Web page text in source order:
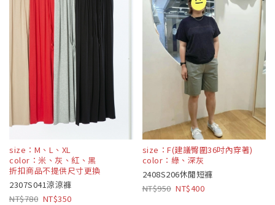
size：M、L、XL
color：米、灰、紅、黑
折扣商品不提供尺寸更換
2307S041涼涼褲
780
350
size：F(建議臀圍36吋內穿著)
color：綠、深灰
2408S206休閒短褲
950
400